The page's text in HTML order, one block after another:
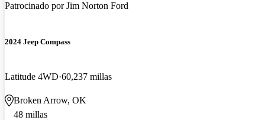
Patrocinado porJim Norton Ford
2024 Jeep Compass
Latitude 4WD 60,237 millas
Broken Arrow, OK
48 millas